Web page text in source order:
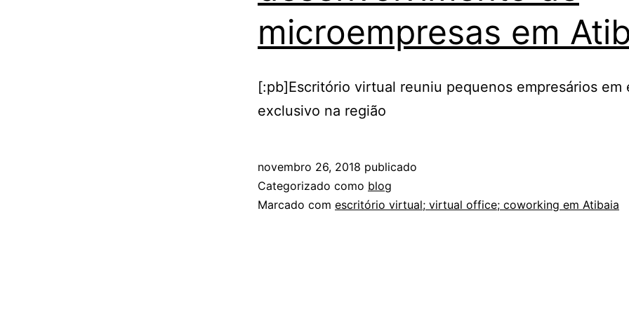
microempresas em
[:pb]Escritório virtual reuniu pequenos empresários em
exclusivo na região
novembro 26, 2018 publicado
Categorizado como blog
Marcado com escritório virtual; virtual office; coworking em Atibaia